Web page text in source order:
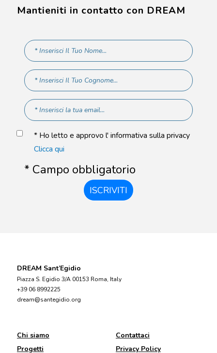
Mantieniti in contatto con DREAM
* Ho letto e approvo l' informativa sulla privacy
Clicca qui
* Campo obbligatorio
ISCRIVITI
DREAM Sant’Egidio
Piazza S. Egidio 3/A 00153 Roma, Italy
+39 06 8992225
dream@santegidio.org
Chi siamo
Progetti
Contattaci
Privacy Policy